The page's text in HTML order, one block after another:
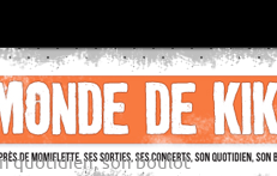
quotidien, son boulot